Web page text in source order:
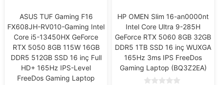
ASUS TUF Gaming F16
FX608JH-RV010-Gaming Intel
Core i5-13450HX GeForce
RTX 5050 8GB 115W 16GB
DDR5 512GB SSD 16 inç Full
HD+ 165Hz IPS-Level
FreeDos Gaming Laptop
HP OMEN Slim 16-an0000nt
Intel Core Ultra 9-285H
GeForce RTX 5060 8GB 32GB
DDR5 1TB SSD 16 inç WUXGA
165Hz 3ms IPS FreeDos
Gaming Laptop (BQ3Z2EA)